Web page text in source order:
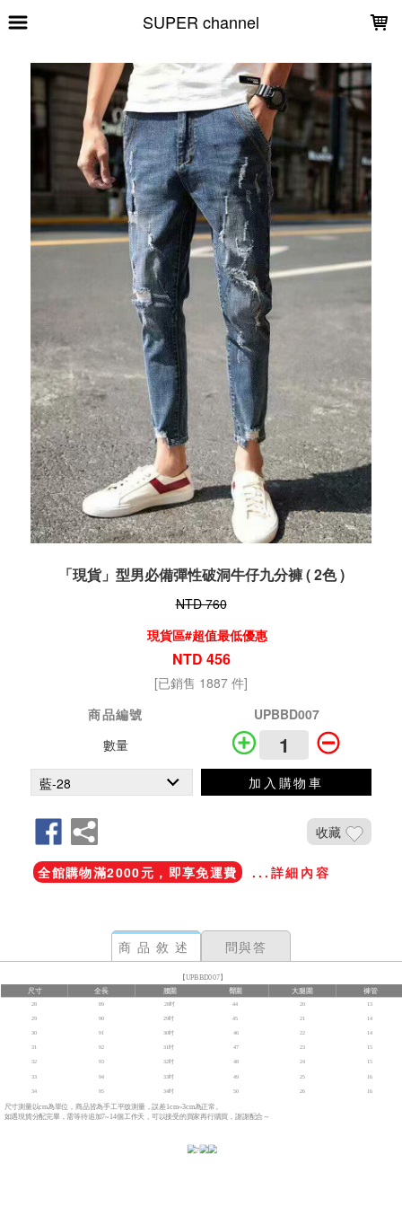
SUPER channel
「現貨」型男必備彈性破洞牛仔九分褲 ( 2色 )
NTD 760
現貨區#超值最低優惠
NTD 456
[已銷售 1887 件]
商品編號
UPBBD007
數量
加入購物車
收藏
全館購物滿2000元，即享免運費 ...詳細內容
商品敘述 問與答